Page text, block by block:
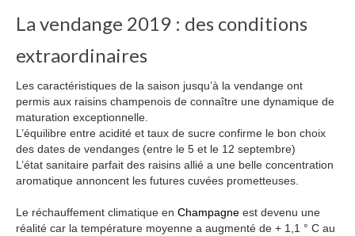
Evénementiel
Etiquettes personnalisées
CE et collectivités
Professionels et distributeurs
Visites guidées
Visite du Vignoble – Durée: 1h
Visite de Cave – Durée: 1h
La vendange 2019 : des conditions
extraordinaires
Les caractéristiques de la saison jusqu’à la vendange ont
permis aux raisins champenois de connaître une dynamique de
maturation exceptionnelle.
L’équilibre entre acidité et taux de sucre confirme le bon choix
des dates de vendanges (entre le 5 et le 12 septembre)
L’état sanitaire parfait des raisins allié a une belle concentration
aromatique annoncent les futures cuvées prometteuses.
Le réchauffement climatique en Champagne est devenu une
réalité car la température moyenne a augmenté de + 1,1 ° C au